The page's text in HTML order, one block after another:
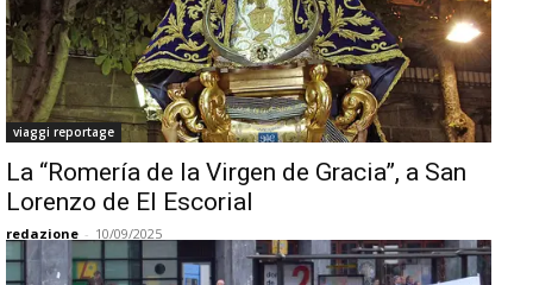
viaggi reportage
La “Romería de la Virgen de Gracia”, a San
Lorenzo de El Escorial
redazione - 10/09/2025